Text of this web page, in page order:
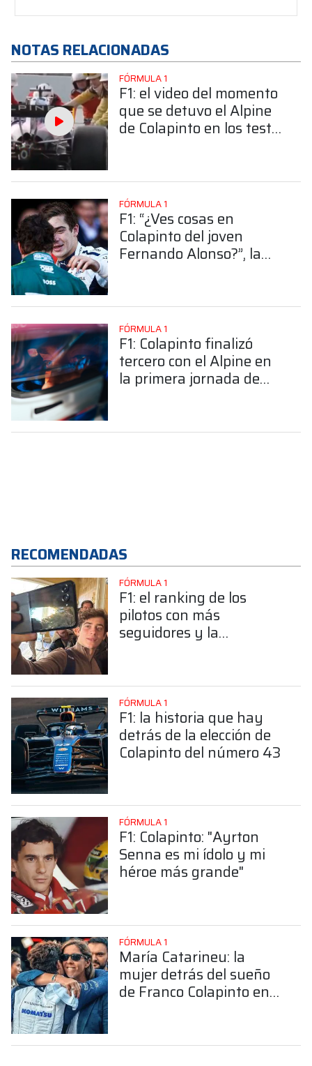
NOTAS RELACIONADAS
FÓRMULA 1
F1: el video del momento
que se detuvo el Alpine
de Colapinto en los test
FÓRMULA 1
F1: “¿Ves cosas en
Colapinto del joven
Fernando Alonso?”, la
FÓRMULA 1
F1: Colapinto finalizó
tercero con el Alpine en
la primera jornada de
RECOMENDADAS
FÓRMULA 1
F1: el ranking de los
pilotos con más
seguidores y la
FÓRMULA 1
F1: la historia que hay
detrás de la elección de
Colapinto del número 43
FÓRMULA 1
F1: Colapinto: "Ayrton
Senna es mi ídolo y mi
héroe más grande"
FÓRMULA 1
María Catarineu: la
mujer detrás del sueño
de Franco Colapinto en